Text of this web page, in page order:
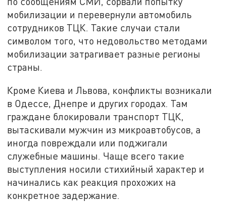
мобилизации и перевернули автомобиль
сотрудников ТЦК. Такие случаи стали
символом того, что недовольство методами
мобилизации затрагивает разные регионы
страны.
Кроме Киева и Львова, конфликты возникали
в Одессе, Днепре и других городах. Там
граждане блокировали транспорт ТЦК,
вытаскивали мужчин из микроавтобусов, а
иногда повреждали или поджигали
служебные машины. Чаще всего такие
выступления носили стихийный характер и
начинались как реакция прохожих на
конкретное задержание.